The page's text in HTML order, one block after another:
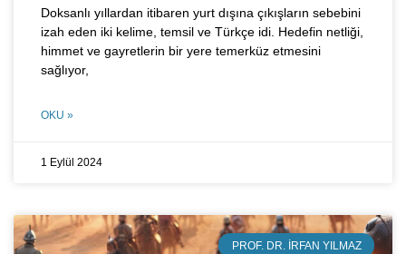
Doksanlı yıllardan itibaren yurt dışına çıkışların sebebini
izah eden iki kelime, temsil ve Türkçe idi. Hedefin netliği,
himmet ve gayretlerin bir yere temerküz etmesini
sağlıyor,
OKU »
1 Eylül 2024
PROF. DR. İRFAN YILMAZ